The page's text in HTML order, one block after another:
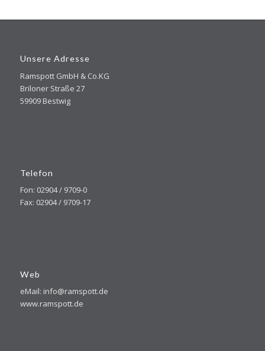
Unsere Adresse
Ramspott GmbH & Co.KG
Briloner Straße 27
59909 Bestwig
Telefon
Fon: 02904 / 9709-0
Fax: 02904 / 9709-17
Web
eMail: info@ramspott.de
www.ramspott.de